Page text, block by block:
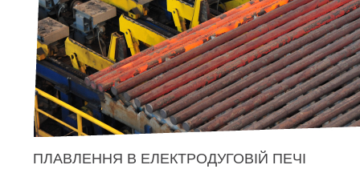
ПЛАВЛЕННЯ В ЕЛЕКТРОДУГОВІЙ ПЕЧІ